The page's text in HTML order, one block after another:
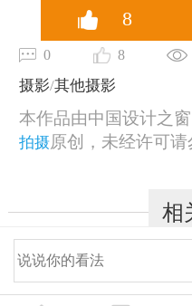
8
0 8
摄影/其他摄影
本作品由中国设计之窗
拍摄原创，未经许可请
相
© 2014-2025 中国设计